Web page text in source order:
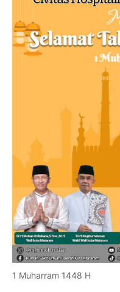
1 Muharram 1448 H